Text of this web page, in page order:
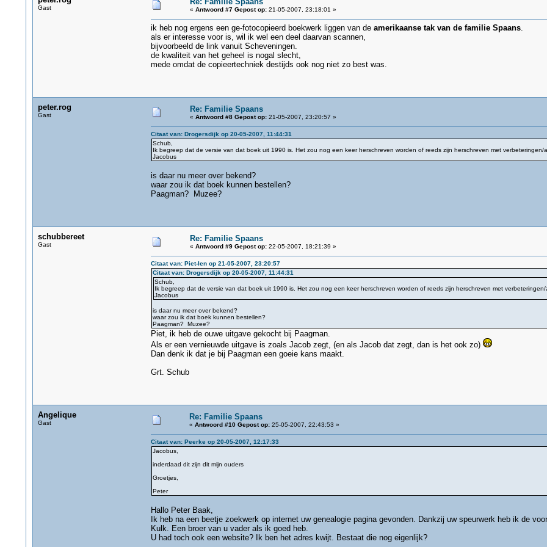
Gast « Antwoord #7 Gepost op:21-05-2007, 23:18:01 »
ik heb nog ergens een ge-fotocopieerd boekwerk liggen van de amerikaanse tak van de familie Spaans.
als er interesse voor is, wil ik wel een deel daarvan scannen,
bijvoorbeeld de link vanuit Scheveningen.
de kwaliteit van het geheel is nogal slecht,
mede omdat de copieertechniek destijds ook nog niet zo best was.
peter.rog
Gast
Re: Familie Spaans
« Antwoord #8 Gepost op:21-05-2007, 23:20:57 »
Citaat van: Drogersdijk op 20-05-2007, 11:44:31
Schub,
Ik begreep dat de versie van dat boek uit 1990 is. Het zou nog een keer herschreven worden of reeds zijn herschreven met verbeteringen/
Jacobus
is daar nu meer over bekend?
waar zou ik dat boek kunnen bestellen?
Paagman? Muzee?
schubbereet
Gast
Re: Familie Spaans
« Antwoord #9 Gepost op:22-05-2007, 18:21:39 »
Citaat van: Piet-Ien op 21-05-2007, 23:20:57
Citaat van: Drogersdijk op 20-05-2007, 11:44:31
Schub,
Ik begreep dat de versie van dat boek uit 1990 is. Het zou nog een keer herschreven worden of reeds zijn herschreven met verbeteringen/
Jacobus
is daar nu meer over bekend?
waar zou ik dat boek kunnen bestellen?
Paagman? Muzee?
Piet, ik heb de ouwe uitgave gekocht bij Paagman.
Als er een vernieuwde uitgave is zoals Jacob zegt, (en als Jacob dat zegt, dan is het ook zo)
Dan denk ik dat je bij Paagman een goeie kans maakt.
Grt. Schub
Angelique
Gast
Re: Familie Spaans
« Antwoord #10 Gepost op:25-05-2007, 22:43:53 »
Citaat van: Peerke op 20-05-2007, 12:17:33
Jacobus,
inderdaad dit zijn dit mijn ouders
Groetjes,
Peter
Hallo Peter Baak,
Ik heb na een beetje zoekwerk op internet uw genealogie pagina gevonden. Dankzij uw speurwerk heb ik de
Kulk. Een broer van u vader als ik goed heb.
U had toch ook een website? Ik ben het adres kwijt. Bestaat die nog eigenlijk?